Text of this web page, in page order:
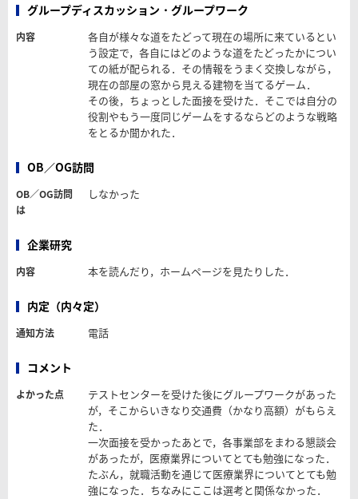
グループディスカッション・グループワーク
内容
各自が様々な道をたどって現在の場所に来ているとい
う設定で，各自にはどのような道をたどったかについ
ての紙が配られる．その情報をうまく交換しながら，
現在の部屋の窓から見える建物を当てるゲーム．
その後，ちょっとした面接を受けた．そこでは自分の
役割やもう一度同じゲームをするならどのような戦略
をとるか聞かれた．
OB／OG訪問
OB／OG訪問
は
しなかった
企業研究
内容 本を読んだり，ホームページを見たりした．
内定（内々定）
通知方法 電話
コメント
よかった点
テストセンターを受けた後にグループワークがあった
が，そこからいきなり交通費（かなり高額）がもらえ
た．
一次面接を受かったあとで，各事業部をまわる懇談会
があったが，医療業界についてとても勉強になった．
たぶん，就職活動を通じて医療業界についてとても勉
強になった．ちなみにここは選考と関係なかった．